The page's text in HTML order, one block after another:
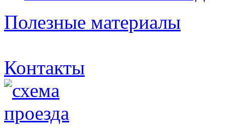
Полезные материалы
Контакты